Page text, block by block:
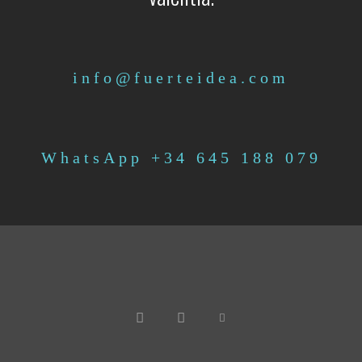
info@fuerteidea.com
WhatsApp +34 645 188 079